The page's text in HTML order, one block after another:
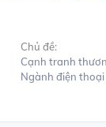
Chủ đề:
Cạnh tranh
Ngành điện